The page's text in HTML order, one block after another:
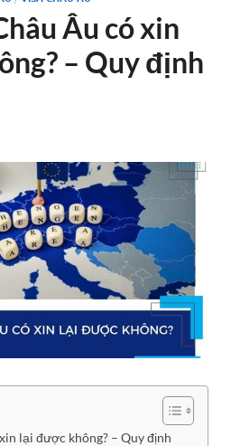
Âu có xin
– Quy định
lại được không? – Quy định